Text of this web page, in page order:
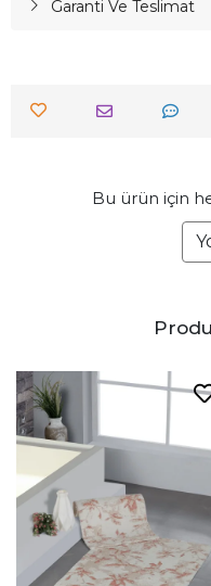
Garanti Ve Teslimat
Bu ürün için